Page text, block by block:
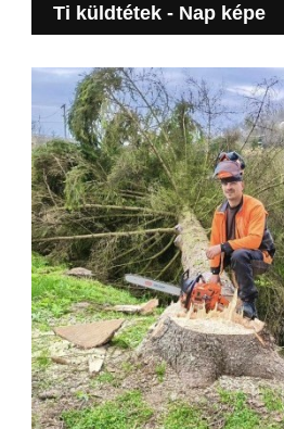
Ti küldtétek - Nap képe